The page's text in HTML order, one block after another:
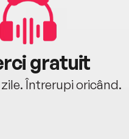
gratuit
Întrerupi oricând.